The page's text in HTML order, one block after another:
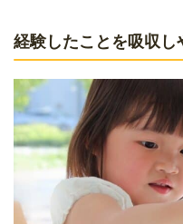
経験したことを吸収